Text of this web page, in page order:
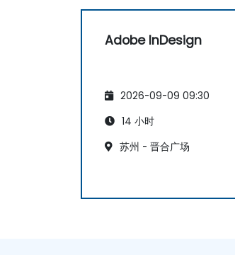
Adobe InDesign
2026-09-09 09:30
14 小时
苏州 - 晋合广场